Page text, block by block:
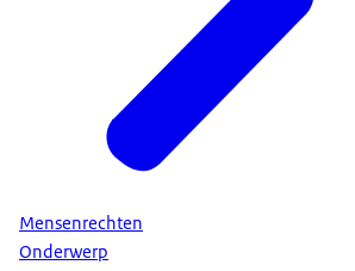
Mensenrechten
Onderwerp